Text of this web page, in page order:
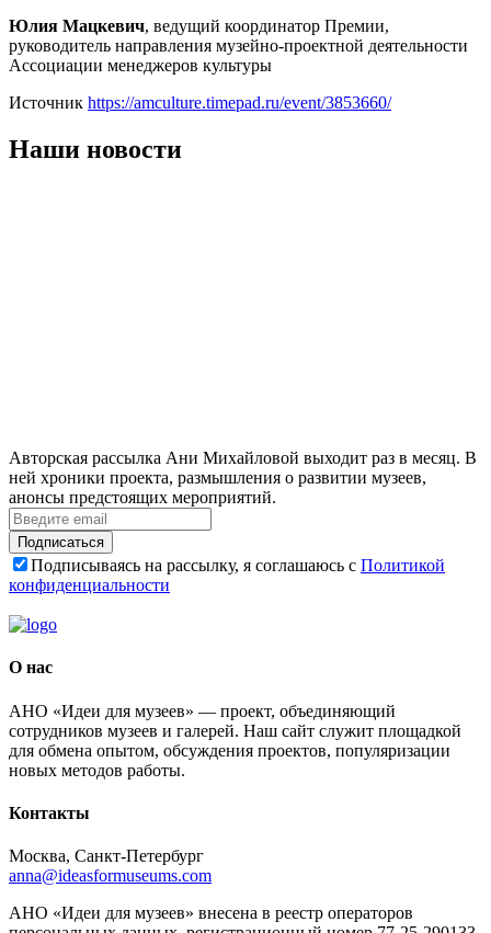
Юлия Мацкевич, ведущий координатор Премии,
руководитель направления музейно-проектной деятельности
Ассоциации менеджеров культуры
Источник https://amculture.timepad.ru/event/3853660/
Наши новости
Авторская рассылка Ани Михайловой выходит раз в месяц. В
ней хроники проекта, размышления о развитии музеев,
анонсы предстоящих мероприятий.
Подписаться
Подписываясь на рассылку, я соглашаюсь с Политикой
конфиденциальности
О нас
АНО «Идеи для музеев» — проект, объединяющий
сотрудников музеев и галерей. Наш сайт служит площадкой
для обмена опытом, обсуждения проектов, популяризации
новых методов работы.
Контакты
Москва, Санкт-Петербург
anna@ideasformuseums.com
АНО «Идеи для музеев» внесена в реестр операторов